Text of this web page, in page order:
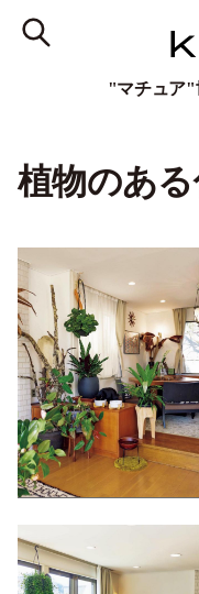
"マチュア"
植物のあ